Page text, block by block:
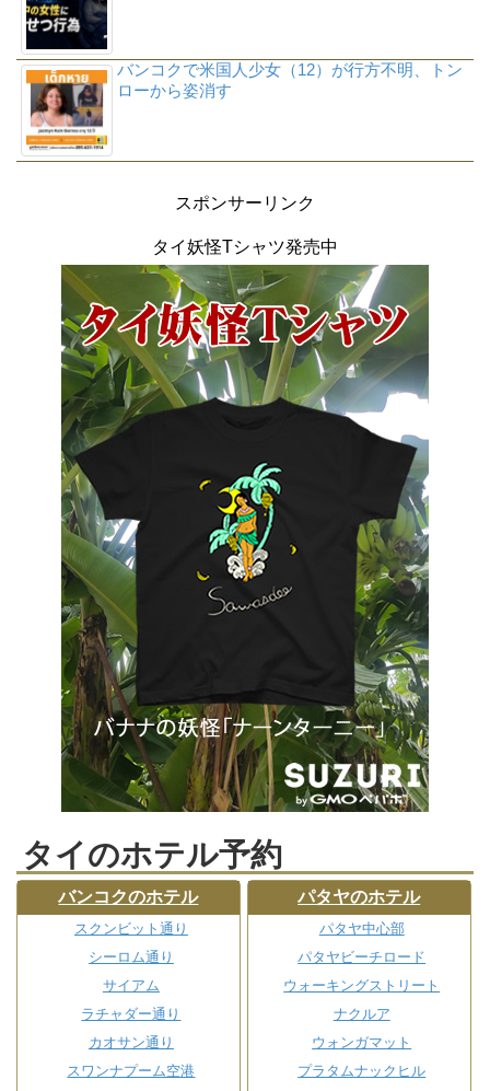
バンコクで米国人少女（12）が行方不明、トン
ローから姿消す
スポンサーリンク
タイ妖怪Tシャツ発売中
タイのホテル予約
バンコクのホテル
スクンビット通り
シーロム通り
サイアム
ラチャダー通り
カオサン通り
スワンナプーム空港
パタヤのホテル
パタヤ中心部
パタヤビーチロード
ウォーキングストリート
ナクルア
ウォンガマット
プラタムナックヒル